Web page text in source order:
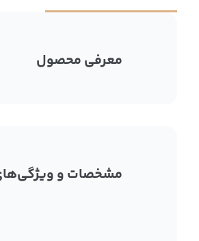
معرفی محصول
مشخصات و